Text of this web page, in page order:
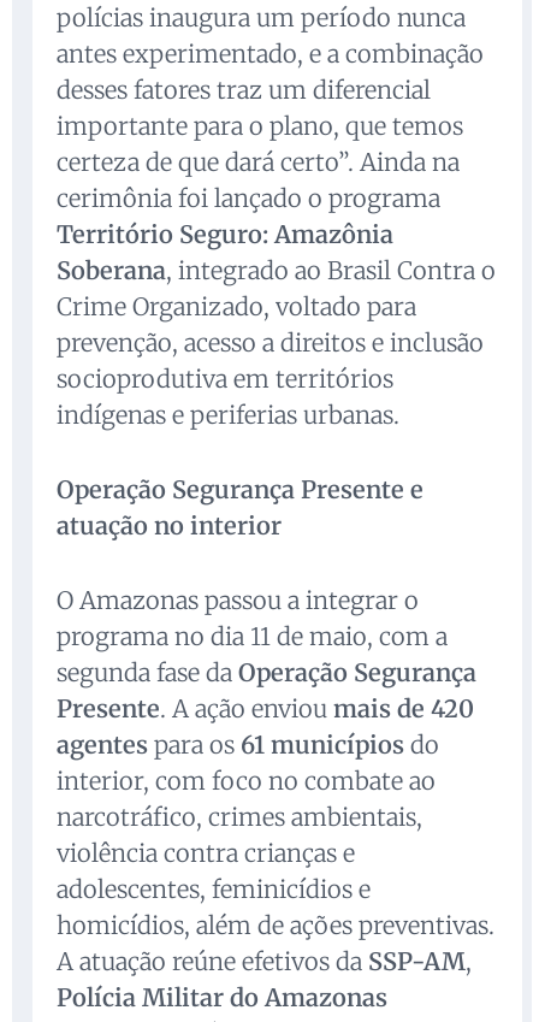
polícias inaugura um período nunca
antes experimentado, e a combinação
desses fatores traz um diferencial
importante para o plano, que temos
certeza de que dará certo”. Ainda na
cerimônia foi lançado o programa
Território Seguro: Amazônia
Soberana, integrado ao Brasil Contra o
Crime Organizado, voltado para
prevenção, acesso a direitos e inclusão
socioprodutiva em territórios
indígenas e periferias urbanas.
Operação Segurança Presente e
atuação no interior
O Amazonas passou a integrar o
programa no dia 11 de maio, com a
segunda fase da Operação Segurança
Presente. A ação enviou mais de 420
agentes para os 61 municípios do
interior, com foco no combate ao
narcotráfico, crimes ambientais,
violência contra crianças e
adolescentes, feminicídios e
homicídios, além de ações preventivas.
A atuação reúne efetivos da SSP-AM,
Polícia Militar do Amazonas